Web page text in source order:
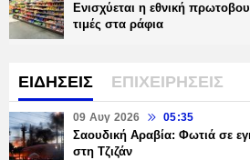
Ενισχύεται η εθνική
τιμές στα ράφια
ΕΙΔΗΣΕΙΣ ΕΠΙΧΕΙΡΗΣΕΙΣ
09 Αυγ 2026 05:35
Σαουδική Αραβία: Φωτιά σε
στη Τζιζάν